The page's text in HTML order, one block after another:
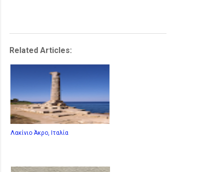
Related Articles:
Λακίνιο Άκρο, Ιταλία